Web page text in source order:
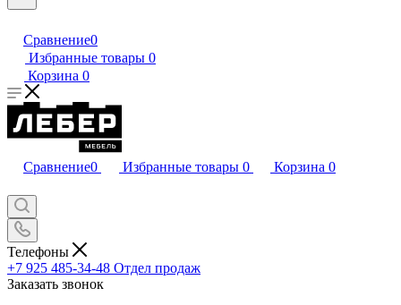
Сравнение0
Избранные товары 0
Корзина 0
Сравнение0 Избранные товары 0 Корзина 0
Телефоны
+7 925 485-34-48 Отдел продаж
Заказать звонок